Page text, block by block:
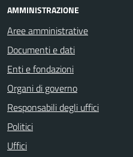
AMMINISTRAZIONE
Aree amministrative
Documenti e dati
Enti e fondazioni
Organi di governo
Responsabili degli uffici
Politici
Uffici